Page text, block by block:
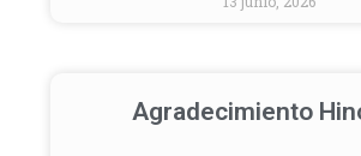
Agradecimiento